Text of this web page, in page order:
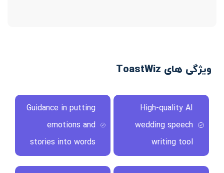
ویژگی های ToastWiz
High-quality AI
wedding speech
writing tool
Guidance in putting
emotions and
stories into words